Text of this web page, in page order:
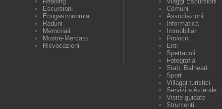
Escursioni
Enogastronomia
Raduni
Memoriali
Mostre-Mercato
Rievocazioni
Comuni
Associazioni
Informatica
Immobiliari
Proloco
Enti
Spettacoli
Fotografia
Stab. Balneari
Sport
Villaggi turistici
Servizi e Aziende
Visite guidate
Strumenti